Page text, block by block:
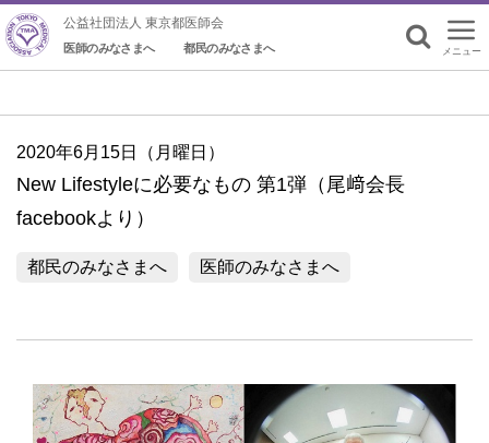
公益社団法人 東京都医師会
医師のみなさまへ 都民のみなさまへ メニュー
検索
2020年6月15日（月曜日）
New Lifestyleに必要なもの 第1弾（尾﨑会長
facebookより）
都民のみなさまへ 医師のみなさまへ